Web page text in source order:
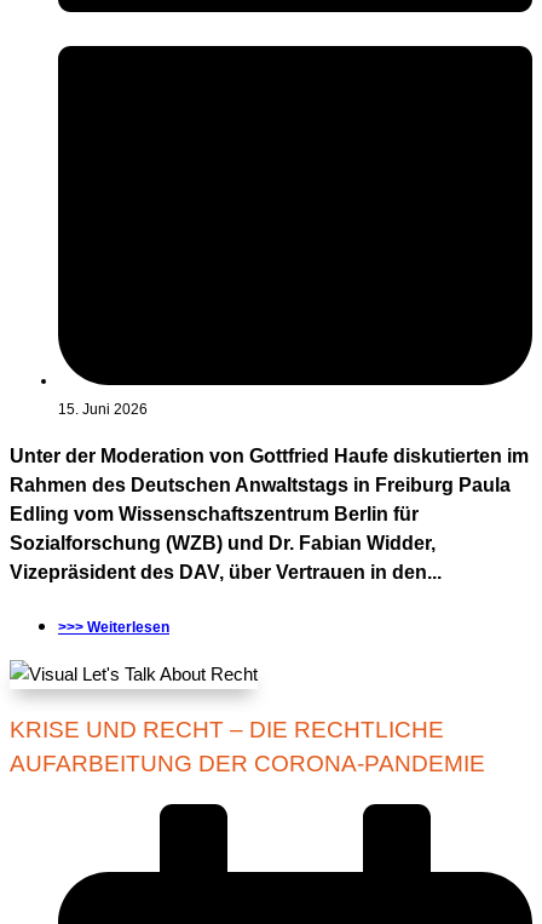
15. Juni 2026
Unter der Moderation von Gottfried Haufe diskutierten im
Rahmen des Deutschen Anwaltstags in Freiburg Paula
Edling vom Wissenschaftszentrum Berlin für
Sozialforschung (WZB) und Dr. Fabian Widder,
Vizepräsident des DAV, über Vertrauen in den...
>>> Weiterlesen
KRISE UND RECHT – DIE RECHTLICHE
AUFARBEITUNG DER CORONA-PANDEMIE